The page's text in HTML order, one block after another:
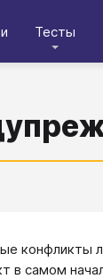
Тесты
конфликты
в самом